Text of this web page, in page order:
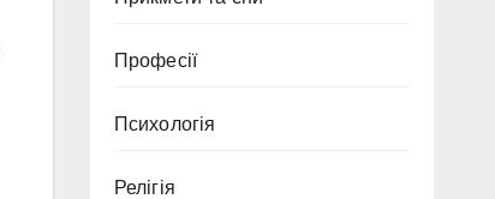
Професії
Психологія
Релігія